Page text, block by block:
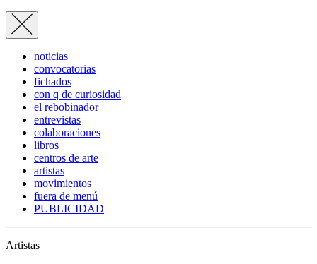
noticias
convocatorias
fichados
con q de curiosidad
el rebobinador
entrevistas
colaboraciones
libros
centros de arte
artistas
movimientos
fuera de menú
PUBLICIDAD
Artistas